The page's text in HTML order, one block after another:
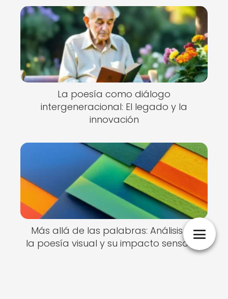
La poesía como diálogo
intergeneracional: El legado y la
innovación
Más allá de las palabras: Análisis de
la poesía visual y su impacto sensorial